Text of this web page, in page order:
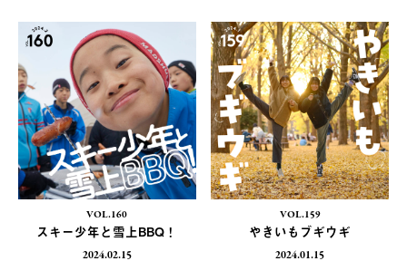
VOL.160
スキー少年と雪上BBQ！
2024.02.15
VOL.159
やきいもブギウギ
2024.01.15